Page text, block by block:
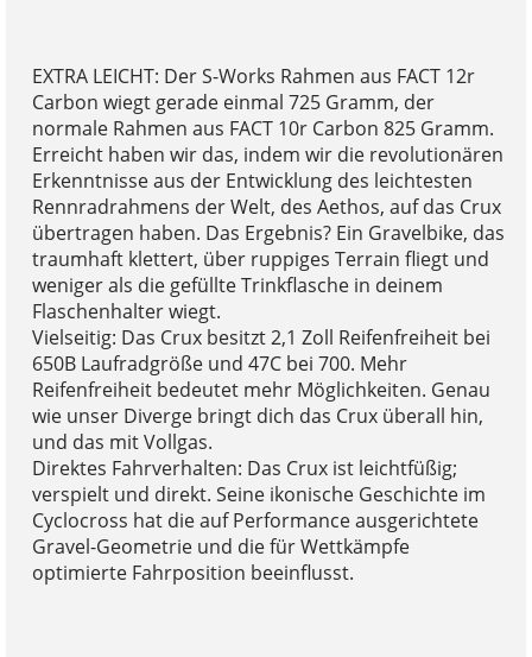
EXTRA LEICHT: Der S-Works Rahmen aus FACT 12r
Carbon wiegt gerade einmal 725 Gramm, der
normale Rahmen aus FACT 10r Carbon 825 Gramm.
Erreicht haben wir das, indem wir die revolutionären
Erkenntnisse aus der Entwicklung des leichtesten
Rennradrahmens der Welt, des Aethos, auf das Crux
übertragen haben. Das Ergebnis? Ein Gravelbike, das
traumhaft klettert, über ruppiges Terrain fliegt und
weniger als die gefüllte Trinkflasche in deinem
Flaschenhalter wiegt.
Vielseitig: Das Crux besitzt 2,1 Zoll Reifenfreiheit bei
650B Laufradgröße und 47C bei 700. Mehr
Reifenfreiheit bedeutet mehr Möglichkeiten. Genau
wie unser Diverge bringt dich das Crux überall hin,
und das mit Vollgas.
Direktes Fahrverhalten: Das Crux ist leichtfüßig;
verspielt und direkt. Seine ikonische Geschichte im
Cyclocross hat die auf Performance ausgerichtete
Gravel-Geometrie und die für Wettkämpfe
optimierte Fahrposition beeinflusst.